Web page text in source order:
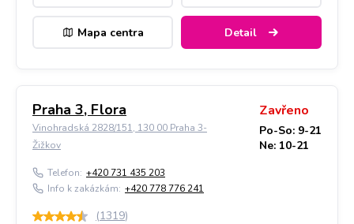
Mapa centra Detail
Praha 3, Flora
Vinohradská 2828/151, 130 00 Praha 3-
Žižkov
Zavřeno
Po-So: 9-21
Ne: 10-21
Telefon: +420 731 435 203
Info k zakázkám: +420 778 776 241
(1319)